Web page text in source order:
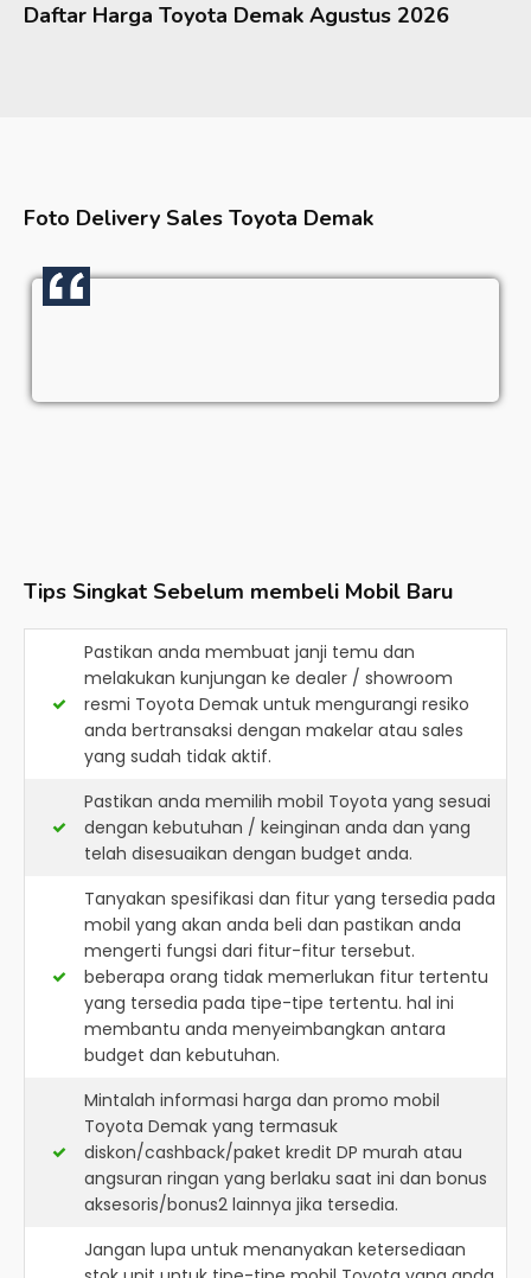
Daftar Harga Toyota Demak Agustus 2026
Foto Delivery Sales Toyota Demak
Tips Singkat Sebelum membeli Mobil Baru
Pastikan anda membuat janji temu dan
melakukan kunjungan ke dealer / showroom
resmi Toyota Demak untuk mengurangi resiko
anda bertransaksi dengan makelar atau sales
yang sudah tidak aktif.
Pastikan anda memilih mobil Toyota yang sesuai
dengan kebutuhan / keinginan anda dan yang
telah disesuaikan dengan budget anda.
Tanyakan spesifikasi dan fitur yang tersedia pada
mobil yang akan anda beli dan pastikan anda
mengerti fungsi dari fitur-fitur tersebut.
beberapa orang tidak memerlukan fitur tertentu
yang tersedia pada tipe-tipe tertentu. hal ini
membantu anda menyeimbangkan antara
budget dan kebutuhan.
Mintalah informasi harga dan promo mobil
Toyota Demak yang termasuk
diskon/cashback/paket kredit DP murah atau
angsuran ringan yang berlaku saat ini dan bonus
aksesoris/bonus2 lainnya jika tersedia.
Jangan lupa untuk menanyakan ketersediaan